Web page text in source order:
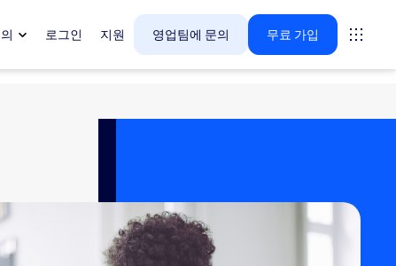
로그인 지원 영업팀에 문의 무료 가입